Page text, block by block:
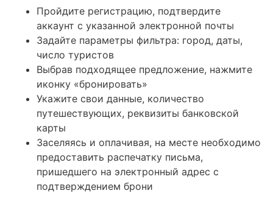
Пройдите регистрацию, подтвердите
аккаунт с указанной электронной почты
Задайте параметры фильтра: город, даты,
число туристов
Выбрав подходящее предложение, нажмите
иконку «бронировать»
Укажите свои данные, количество
путешествующих, реквизиты банковской
карты
Заселяясь и оплачивая, на месте необходимо
предоставить распечатку письма,
пришедшего на электронный адрес с
подтверждением брони